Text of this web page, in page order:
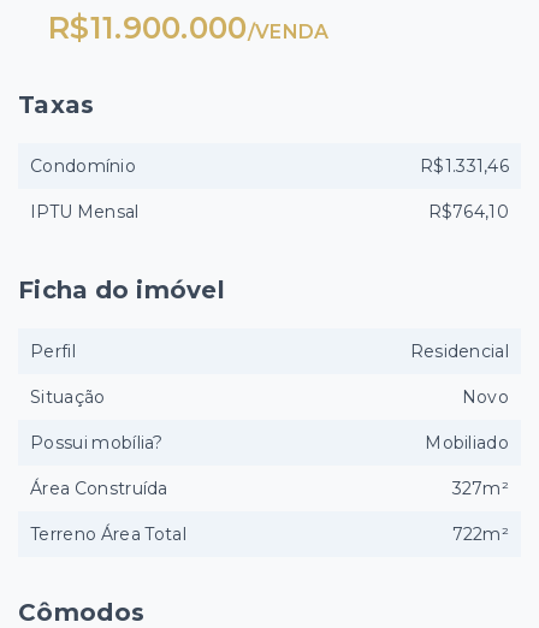
R$11.900.000/VENDA
Cômodos
Taxas
Condomínio R$1.331,46
IPTU Mensal R$764,10
Ficha do imóvel
Perfil Residencial
Situação Novo
Possui mobília? Mobiliado
Área Construída 327m²
Terreno Área Total 722m²